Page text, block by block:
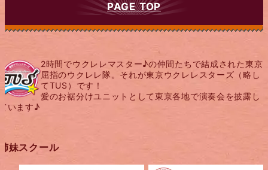
PAGE TOP
2時間でウクレレマスター♪の仲間たちで結成された東京
屈指のウクレレ隊。それが東京ウクレレスターズ（略し
てTUS）です！
愛のお裾分けユニットとして東京各地で演奏会を披露し
います♪
妹スクール